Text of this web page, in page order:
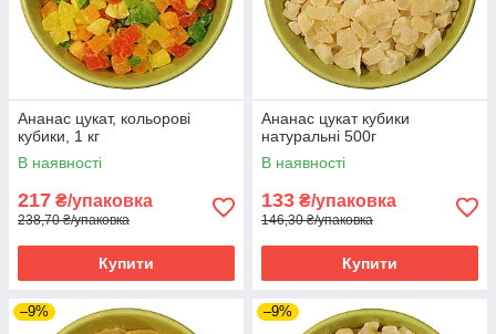
Ананас цукат, кольорові
кубики, 1 кг
В наявності
217 ₴/упаковка
238,70 ₴/упаковка
Купити
Ананас цукат кубики
натуральні 500г
В наявності
133 ₴/упаковка
146,30 ₴/упаковка
Купити
–9% –9%